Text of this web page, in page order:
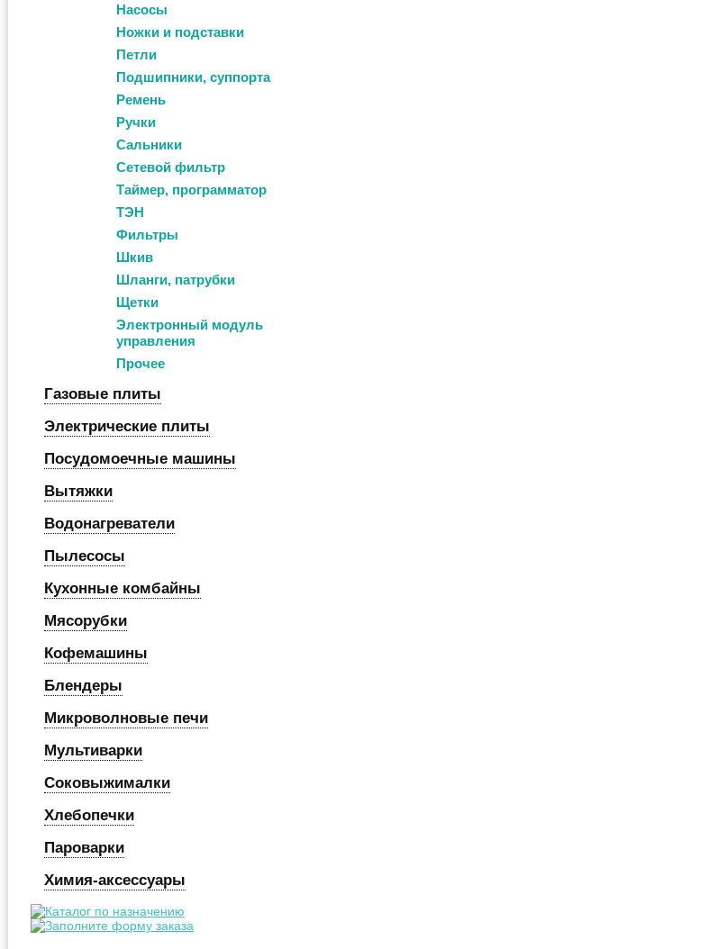
Насосы
Ножки и подставки
Петли
Подшипники, суппорта
Ремень
Ручки
Сальники
Сетевой фильтр
Таймер, программатор
ТЭН
Фильтры
Шкив
Шланги, патрубки
Щетки
Электронный модуль
управления
Прочее
Газовые плиты
Электрические плиты
Посудомоечные машины
Вытяжки
Водонагреватели
Пылесосы
Кухонные комбайны
Мясорубки
Кофемашины
Блендеры
Микроволновые печи
Мультиварки
Соковыжималки
Хлебопечки
Пароварки
Химия-аксессуары